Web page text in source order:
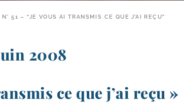
51 – “JE VOUS AI TRANSMIS CE QUE J’AI REÇU”
2008
ce que j’ai reçu »